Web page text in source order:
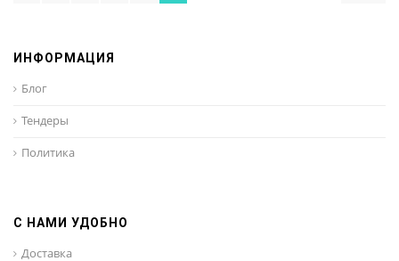
ИНФОРМАЦИЯ
Блог
Тендеры
Политика
С НАМИ УДОБНО
Доставка